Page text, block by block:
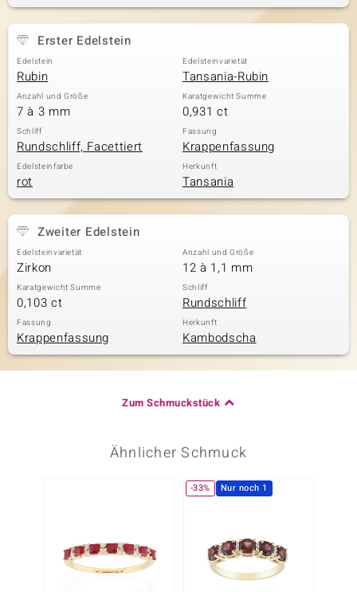
Erster Edelstein
Edelstein
Rubin
Edelsteinvarietät
Tansania-Rubin
Anzahl und Größe
7 à 3 mm
Karatgewicht Summe
0,931 ct
Schliff
Rundschliff, Facettiert
Fassung
Krappenfassung
Edelsteinfarbe
rot
Herkunft
Tansania
Zweiter Edelstein
Edelsteinvarietät
Zirkon
Anzahl und Größe
12 à 1,1 mm
Karatgewicht Summe
0,103 ct
Schliff
Rundschliff
Fassung
Krappenfassung
Herkunft
Kambodscha
Zum Schmuckstück
Ähnlicher Schmuck
-33% Nur noch 1